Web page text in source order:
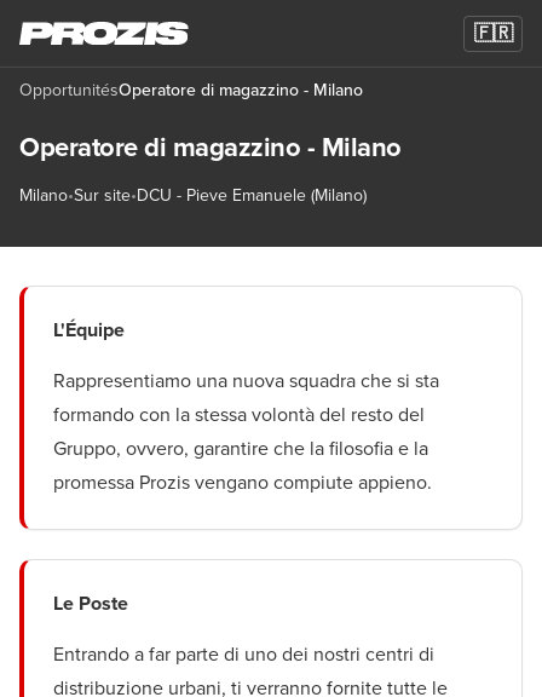
🇫🇷
OpportunitésOperatore di magazzino - Milano
Operatore di magazzino - Milano
Milano•Sur site•DCU - Pieve Emanuele (Milano)
L'Équipe
Rappresentiamo una nuova squadra che si sta
formando con la stessa volontà del resto del
Gruppo, ovvero, garantire che la filosofia e la
promessa Prozis vengano compiute appieno.
Le Poste
Entrando a far parte di uno dei nostri centri di
distribuzione urbani, ti verranno fornite tutte le